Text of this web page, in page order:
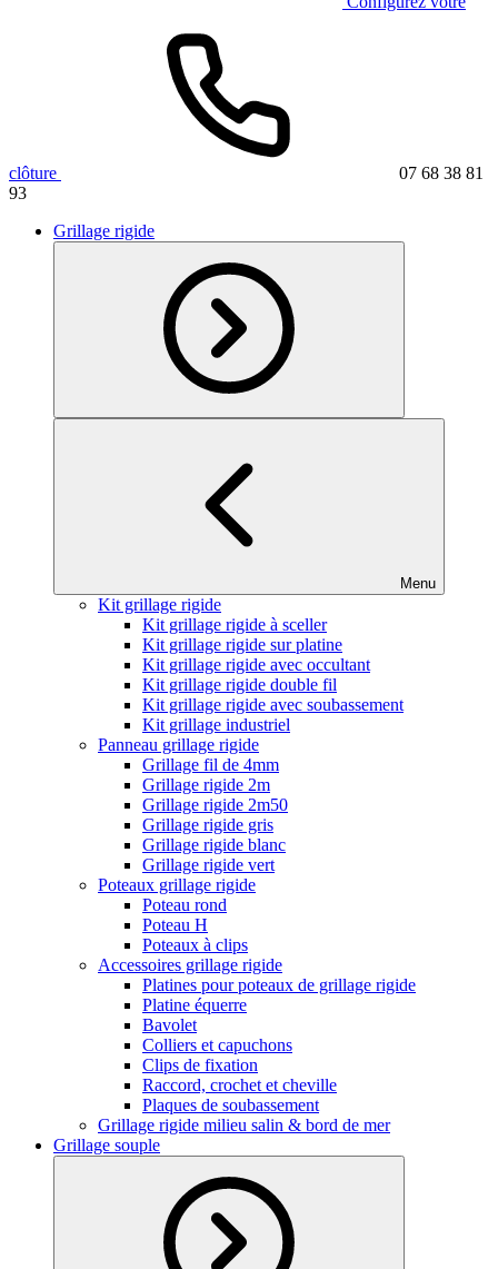
clôture
07 68 38 81
93
Grillage rigide
Menu
Kit grillage rigide
Kit grillage rigide à sceller
Kit grillage rigide sur platine
Kit grillage rigide avec occultant
Kit grillage rigide double fil
Kit grillage rigide avec soubassement
Kit grillage industriel
Panneau grillage rigide
Grillage fil de 4mm
Grillage rigide 2m
Grillage rigide 2m50
Grillage rigide gris
Grillage rigide blanc
Grillage rigide vert
Poteaux grillage rigide
Poteau rond
Poteau H
Poteaux à clips
Accessoires grillage rigide
Platines pour poteaux de grillage rigide
Platine équerre
Bavolet
Colliers et capuchons
Clips de fixation
Raccord, crochet et cheville
Plaques de soubassement
Grillage rigide milieu salin & bord de mer
Grillage souple